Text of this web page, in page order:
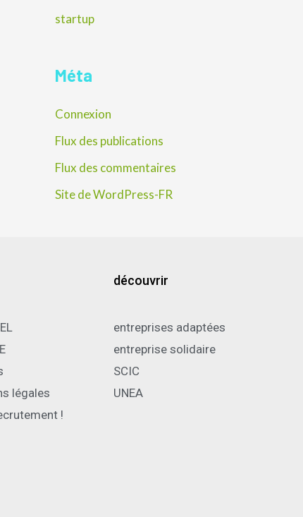
startup
Méta
Connexion
Flux des publications
Flux des commentaires
Site de WordPress-FR
légales
!
découvrir
entreprises adaptées
entreprise solidaire
SCIC
UNEA